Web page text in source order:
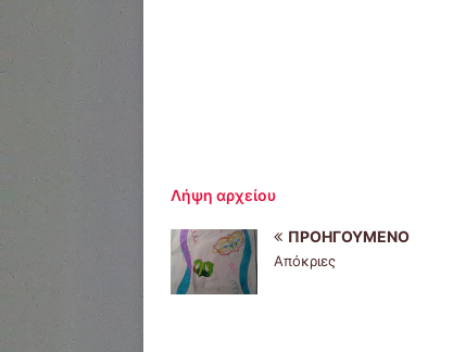
Λήψη αρχείου
ΠΡΟΗΓΟΎΜΕΝΟ
Απόκριες